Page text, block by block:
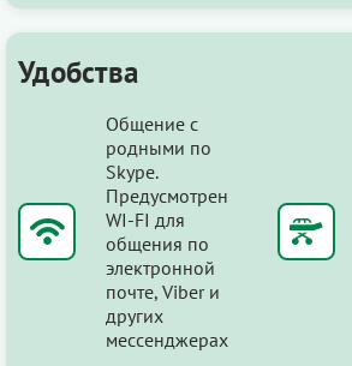
Удобства
Общение с
родными по
Skype.
Предусмотрен
WI-FI для
общения по
электронной
почте, Viber и
других
мессенджерах